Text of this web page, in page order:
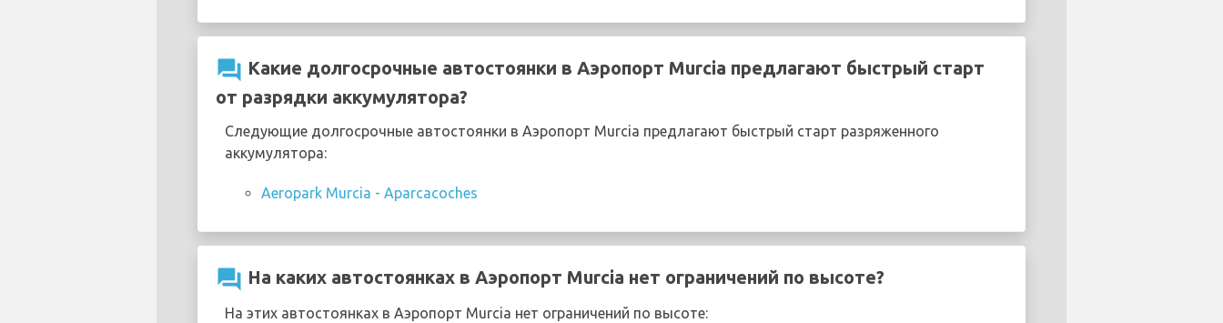
question_answer Какие долгосрочные автостоянки в Аэропорт Murcia предлагают быстрый старт
от разрядки аккумулятора?
Следующие долгосрочные автостоянки в Аэропорт Murcia предлагают быстрый старт разряженного
аккумулятора:
Aeropark Murcia - Aparcacoches
question_answer На каких автостоянках в Аэропорт Murcia нет ограничений по высоте?
На этих автостоянках в Аэропорт Murcia нет ограничений по высоте: